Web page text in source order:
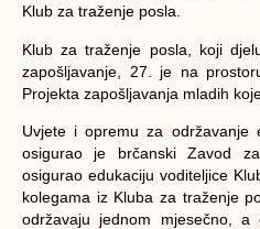
Klub za traženje posla.
Klub za traženje posla, koji
zapošljavanje, 27. je na
Projekta zapošljavanja mladih
Uvjete i opremu za održavanje
osigurao je brčanski Zavod
osigurao edukaciju voditeljice
kolegama iz Kluba za traženje
održavaju jednom mjesečno,